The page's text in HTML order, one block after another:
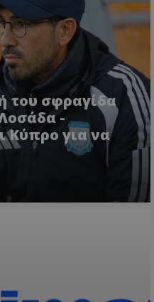
του σφραγίδα
-
Κύπρο για να